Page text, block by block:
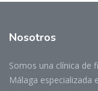
Nosotros
Somos una clínica de
Málaga especializada